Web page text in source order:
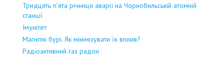
Тридцять п’ята річниця аварії на Чорнобильській атомній
станції
Імунітет
Магнітні бурі. Як мінімізувати їх вплив?
Радіоактивний газ радон